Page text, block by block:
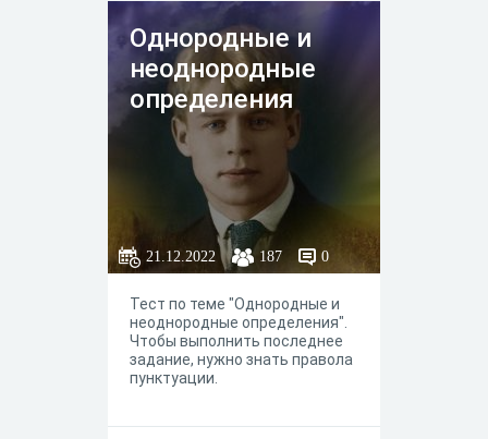
Однородные и
неоднородные
определения
21.12.2022 187 0
Тест по теме "Однородные и
неоднородные определения".
Чтобы выполнить последнее
задание, нужно знать правола
пунктуации.